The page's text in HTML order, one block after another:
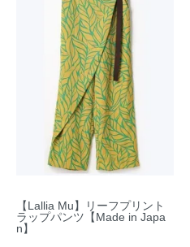
【Lallia Mu】リーフプリント
ラップパンツ【Made in Japa
n】